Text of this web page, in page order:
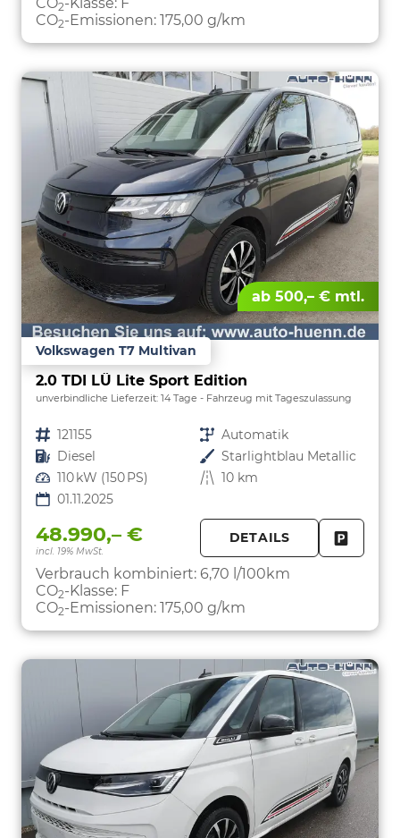
2
CO2-Emissionen: 175,00 g/km
ab 500,– € mtl.
Volkswagen T7 Multivan
2.0 TDI LÜ Lite Sport Edition
unverbindliche Lieferzeit: 14 Tage Fahrzeug mit Tageszulassung
Fahrzeugnr. 121155 Getriebe Automatik
Kraftstoff Diesel Außenfarbe Starlightblau Metallic
Leistung 110 kW (150 PS) Kilometerstand 10 km
01.11.2025
48.990,– €
incl. 19% MwSt.
DETAILS
Verbrauch kombiniert: 6,70 l/100km
CO2-Klasse: F
CO2-Emissionen: 175,00 g/km